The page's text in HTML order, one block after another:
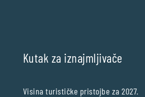
Kutak za iznajmljivače
Visina turističke pristojbe za 2027.